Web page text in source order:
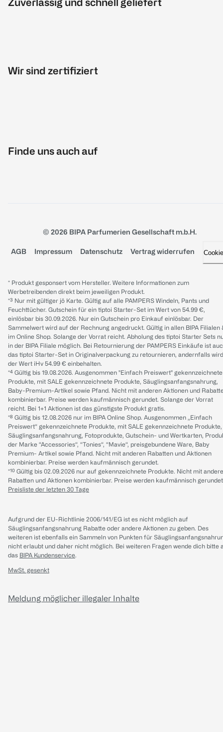
Zuverlässig und schnell geliefert
Wir sind zertifiziert
Finde uns auch auf
© 2026 BIPA Parfumerien Gesellschaft m.b.H.
AGB Impressum Datenschutz Vertrag widerrufen
* Produkt gesponsert vom Hersteller. Weitere Informationen zum
Werbetreibenden direkt beim jeweiligen Produkt.
*³ Nur mit gültiger jö Karte. Gültig auf alle PAMPERS Windeln, Pants und
Feuchttücher. Gutschein für ein tiptoi Starter-Set im Wert von 54.99 €,
einlösbar bis 30.09.2026. Nur ein Gutschein pro Einkauf einlösbar. Der
Sammelwert wird auf der Rechnung angedruckt. Gültig in allen BIPA Filialen
im Online Shop. Solange der Vorrat reicht. Abholung des tiptoi Starter Sets
in der BIPA Filiale möglich. Bei Retournierung der PAMPERS Einkäufe ist
das tiptoi Starter-Set in Originalverpackung zu retournieren, andernfalls wird
der Wert iHv 54.99 € einbehalten.
*⁴ Gültig bis 19.08.2026. Ausgenommen "Einfach Preiswert" gekennzeichnete
Produkte, mit SALE gekennzeichnete Produkte, Säuglingsanfangsnahrung,
Baby-Premium-Artikel sowie Pfand. Nicht mit anderen Aktionen und
kombinierbar. Preise werden kaufmännisch gerundet. Solange der Vorrat
reicht. Bei 1+1 Aktionen ist das günstigste Produkt gratis.
*⁸ Gültig bis 12.08.2026 nur im BIPA Online Shop. Ausgenommen „Einfach
Preiswert“ gekennzeichnete Produkte, mit SALE gekennzeichnete Produkte,
Säuglingsanfangsnahrung, Fotoprodukte, Gutschein- und Wertkarten,
der Marke “Accessories“, “Tonies“, “Mavie“, preisgebundene Ware, Baby
Premium- Artikel sowie Pfand. Nicht mit anderen Rabatten und Aktionen
kombinierbar. Preise werden kaufmännisch gerundet.
*¹⁰ Gültig bis 02.09.2026 nur auf gekennzeichnete Produkte. Nicht mit
Rabatten und Aktionen kombinierbar. Preise werden kaufmännisch
Preisliste der letzten 30 Tage
Aufgrund der EU-Richtlinie 2006/141/EG ist es nicht möglich auf
Säuglingsanfangsnahrung Rabatte oder andere Aktionen zu geben. Des
weiteren ist ebenfalls ein Sammeln von Punkten für
nicht erlaubt und daher nicht möglich. Bei weiteren Fragen wende dich bitte
das BIPA Kundenservice.
MwSt. gesenkt
Meldung möglicher illegaler Inhalte